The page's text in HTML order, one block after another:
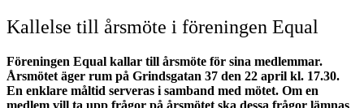
Kallelse till årsmöte i föreningen Equal
Föreningen Equal kallar till årsmöte för sina medlemmar.
Årsmötet äger rum på Grindsgatan 37 den 22 april kl. 17.30.
En enklare måltid serveras i samband med mötet. Om en
medlem vill ta upp frågor på årsmötet ska dessa frågor lämnas